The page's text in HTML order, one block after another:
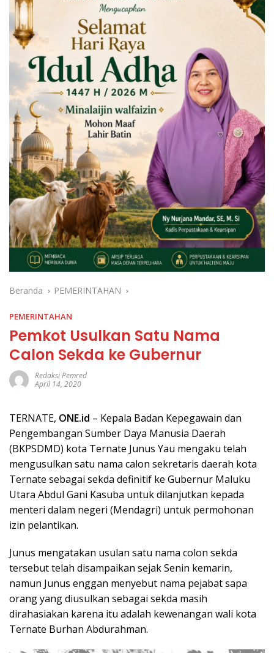
Beranda PEMERINTAHAN
PEMERINTAHAN
Pemkot Usulkan Satu Nama
Calon Sekda ke Gubernur
Redaksi Pemred
April 14, 2020
TERNATE, ONE.id – Kepala Badan Kepegawain dan
Pengembangan Sumber Daya Manusia Daerah
(BKPSDMD) kota Ternate Junus Yau mengaku telah
mengusulkan satu nama calon sekretaris daerah kota
Ternate sebagai sekda definitif ke Gubernur Maluku
Utara Abdul Gani Kasuba untuk dilanjutkan kepada
menteri dalam negeri (Mendagri) untuk permohonan
izin pelantikan.
Junus mengatakan usulan satu nama colon sekda
tersebut telah disampaikan sejak Senin kemarin,
namun Junus enggan menyebut nama pejabat sapa
orang yang diusulkan sebagai sekda masih
dirahasiakan karena itu adalah kewenangan wali kota
Ternate Burhan Abdurahman.